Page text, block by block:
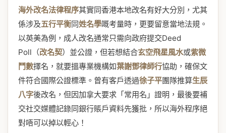
海外改名法律程序其實同香港本地改名有好大分別，尤其
係涉及五行平衡同姓名學嘅考量時，更要留意當地法規。
以英美為例，成人改名通常只需向政府提交Deed
Poll（改名契）並公證，但若想結合玄空飛星風水或紫微
鬥數擇名，就要搵專業機構如葉謝鄧律師行協助，確保文
件符合國際公證標準。曾有客戶透過徐子平團隊推算生辰
八字後改名，但因加拿大要求「常用名」證明，最後要補
交社交媒體記錄同銀行賬戶資料先獲批，所以海外程序絕
對唔可以掉以輕心！